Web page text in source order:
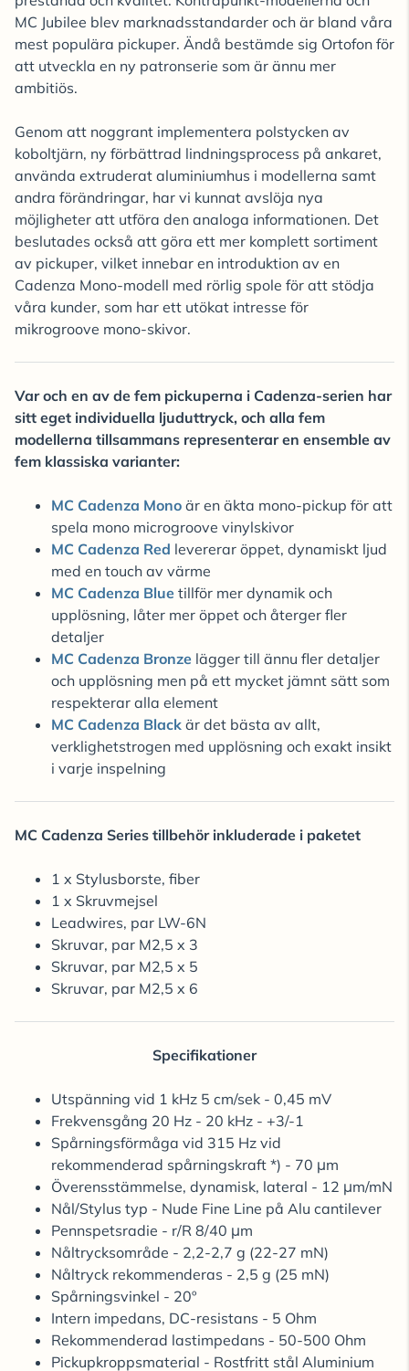
MC Jubilee blev marknadsstandarder och är bland våra
mest populära pickuper. Ändå bestämde sig Ortofon för
att utveckla en ny patronserie som är ännu mer
ambitiös.
Genom att noggrant implementera polstycken av
koboltjärn, ny förbättrad lindningsprocess på ankaret,
använda extruderat aluminiumhus i modellerna samt
andra förändringar, har vi kunnat avslöja nya
möjligheter att utföra den analoga informationen. Det
beslutades också att göra ett mer komplett sortiment
av pickuper, vilket innebar en introduktion av en
Cadenza Mono-modell med rörlig spole för att stödja
våra kunder, som har ett utökat intresse för
mikrogroove mono-skivor.
Var och en av de fem pickuperna i Cadenza-serien har
sitt eget individuella ljuduttryck, och alla fem
modellerna tillsammans representerar en ensemble av
fem klassiska varianter:
MC Cadenza Mono är en äkta mono-pickup för att
spela mono microgroove vinylskivor
MC Cadenza Red levererar öppet, dynamiskt ljud
med en touch av värme
MC Cadenza Blue tillför mer dynamik och
upplösning, låter mer öppet och återger fler
detaljer
MC Cadenza Bronze lägger till ännu fler detaljer
och upplösning men på ett mycket jämnt sätt som
respekterar alla element
MC Cadenza Black är det bästa av allt,
verklighetstrogen med upplösning och exakt insikt
i varje inspelning
MC Cadenza Series tillbehör inkluderade i paketet
1 x Stylusborste, fiber
1 x Skruvmejsel
Leadwires, par LW-6N
Skruvar, par M2,5 x 3
Skruvar, par M2,5 x 5
Skruvar, par M2,5 x 6
Specifikationer
Utspänning vid 1 kHz 5 cm/sek - 0,45 mV
Frekvensgång 20 Hz - 20 kHz - +3/-1
Spårningsförmåga vid 315 Hz vid
rekommenderad spårningskraft *) - 70 μm
Överensstämmelse, dynamisk, lateral - 12 μm/mN
Nål/Stylus typ - Nude Fine Line på Alu cantilever
Pennspetsradie - r/R 8/40 μm
Nåltrycksområde - 2,2-2,7 g (22-27 mN)
Nåltryck rekommenderas - 2,5 g (25 mN)
Spårningsvinkel - 20º
Intern impedans, DC-resistans - 5 Ohm
Rekommenderad lastimpedans - 50-500 Ohm
Pickupkroppsmaterial - Rostfritt stål Aluminium